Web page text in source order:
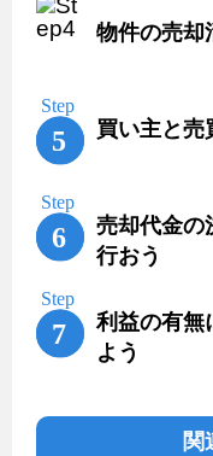
物件の売却
買い主と売
売却代金の
行おう
利益の有無
よう
関